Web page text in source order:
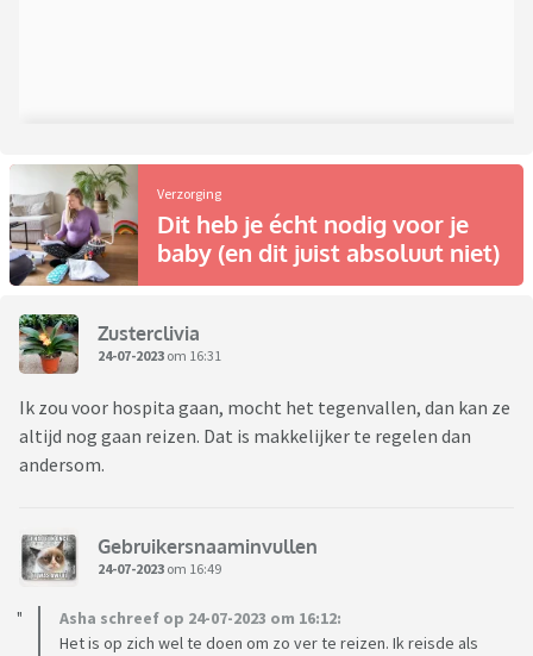
Verzorging
Dit heb je écht nodig voor je
baby (en dit juist absoluut niet)
Zusterclivia
24-07-2023 om 16:31
Ik zou voor hospita gaan, mocht het tegenvallen, dan kan ze
altijd nog gaan reizen. Dat is makkelijker te regelen dan
andersom.
Gebruikersnaaminvullen
24-07-2023 om 16:49
Asha schreef op 24-07-2023 om 16:12:
Het is op zich wel te doen om zo ver te reizen. Ik reisde als